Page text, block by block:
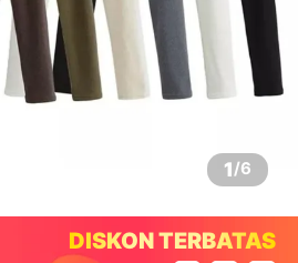
1/6
DISKON TERBATAS